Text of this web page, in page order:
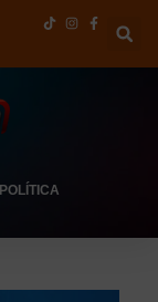
POLÍTICA